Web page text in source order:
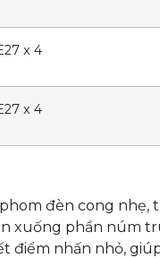
x 4
x 4
đèn cong nhẹ,
xuống phần núm
điểm nhấn nhỏ,